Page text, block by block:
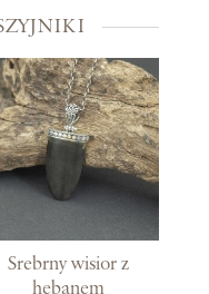
Srebrny wisior z
hebanem